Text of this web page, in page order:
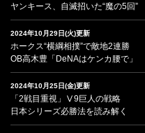
ヤンキース、自滅招いた“魔の5回”
2024年10月29日(火)更新
ホークス“横綱相撲”で敵地2連勝
OB高木豊「DeNAはケンカ腰で」
2024年10月25日(金)更新
「2戦目重視」Ⅴ9巨人の戦略
日本シリーズ必勝法を読み解く